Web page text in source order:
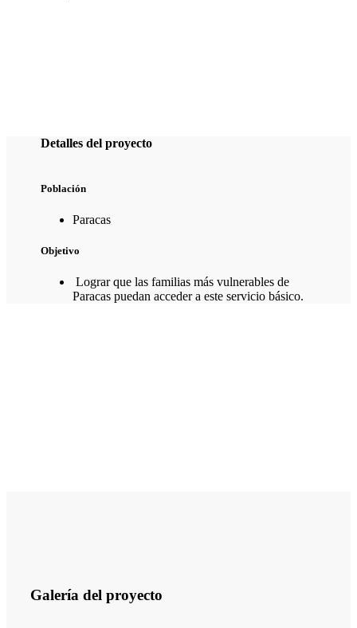
Detalles del proyecto
Población
Paracas
Objetivo
Lograr que las familias más vulnerables de
Paracas puedan acceder a este servicio básico.
Galería del proyecto